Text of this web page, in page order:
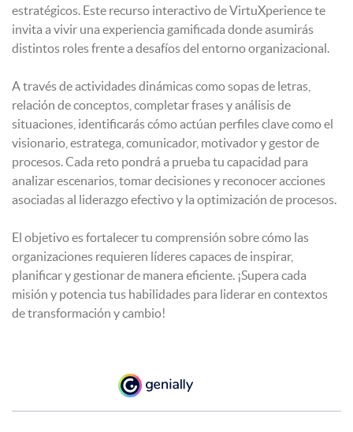
estratégicos. Este recurso interactivo de VirtuXperience te
invita a vivir una experiencia gamificada donde asumirás
distintos roles frente a desafíos del entorno organizacional.
A través de actividades dinámicas como sopas de letras,
relación de conceptos, completar frases y análisis de
situaciones, identificarás cómo actúan perfiles clave como el
visionario, estratega, comunicador, motivador y gestor de
procesos. Cada reto pondrá a prueba tu capacidad para
analizar escenarios, tomar decisiones y reconocer acciones
asociadas al liderazgo efectivo y la optimización de procesos.
El objetivo es fortalecer tu comprensión sobre cómo las
organizaciones requieren líderes capaces de inspirar,
planificar y gestionar de manera eficiente. ¡Supera cada
misión y potencia tus habilidades para liderar en contextos
de transformación y cambio!